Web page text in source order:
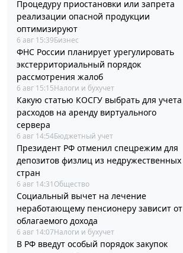
Процедуру приостановки или запрета
реализации опасной продукции
оптимизируют
6 авг 15:39Бизнес
ФНС России планирует урегулировать
экстерриториальный порядок
рассмотрения жалоб
6 авг 15:15Налоги и бухучет
Какую статью КОСГУ выбрать для учета
расходов на аренду виртуального
сервера
6 авг 14:54Бюджетный учет
Президент РФ отменил спецрежим для
депозитов физлиц из недружественных
стран
6 авг 14:31 Общество
Социальный вычет на лечение
неработающему пенсионеру зависит от
облагаемого дохода
6 авг 14:07Налоги и бухучет
В РФ введут особый порядок закупок